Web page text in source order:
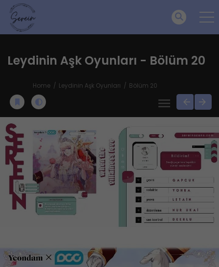
Leydinin Aşk Oyunları - Bölüm 20
Home Leydinin Aşk Oyunları Bölüm 20